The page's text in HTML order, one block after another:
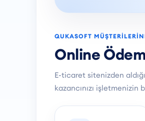
QUKASOFT
Online
E-ticaret sitenizden
kazancınızı işletmenizin